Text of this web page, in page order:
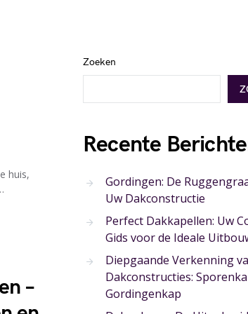
huis,
–
Zoeken
Recente
Gordingen: De
Uw Dakconstructie
Perfect Dakkapellen: Uw
Gids voor de Ideale
Diepgaande Verkenning
Dakconstructies:
Gordingenkap